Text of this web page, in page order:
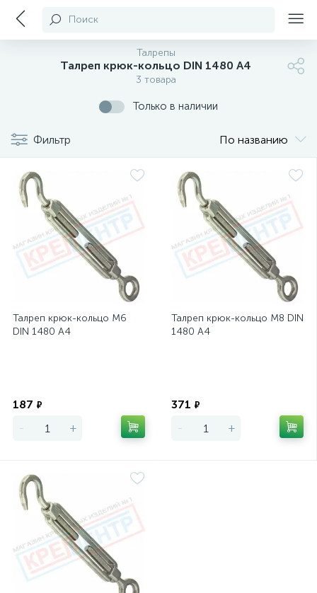
Поиск
Талрепы
Талреп крюк-кольцо DIN 1480 А4
3 товара
Только в наличии
Фильтр По названию
Талреп крюк-кольцо М6
DIN 1480 А4
187 ₽
- +
Талреп крюк-кольцо М8 DIN
1480 А4
371 ₽
- +